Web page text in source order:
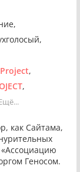
как Сайтама,
Геносом.